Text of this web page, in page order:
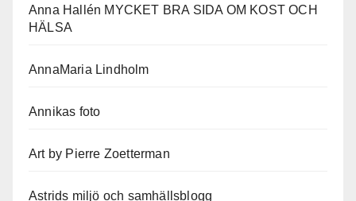
Anna Hallén MYCKET BRA SIDA OM KOST OCH
HÄLSA
AnnaMaria Lindholm
Annikas foto
Art by Pierre Zoetterman
Astrids miljö och samhällsblogg